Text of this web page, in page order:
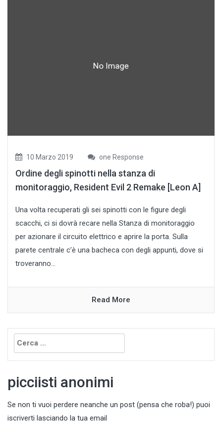
10 Marzo 2019 one Response
Ordine degli spinotti nella stanza di
monitoraggio, Resident Evil 2 Remake [Leon A]
Una volta recuperati gli sei spinotti con le figure degli
scacchi, ci si dovrà recare nella Stanza di monitoraggio
per azionare il circuito elettrico e aprire la porta. Sulla
parete centrale c’è una bacheca con degli appunti, dove si
troveranno...
Read More
Ricerca
per:
picciisti anonimi
Se non ti vuoi perdere neanche un post (pensa che roba!) puoi
iscriverti lasciando la tua email